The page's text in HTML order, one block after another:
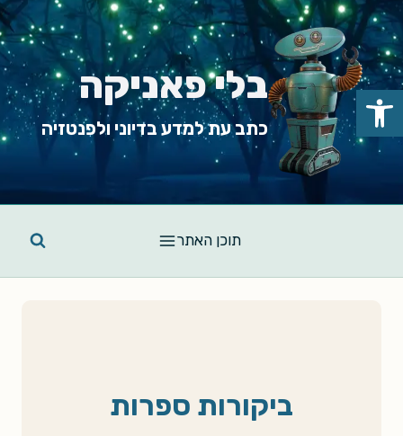
Skip
to
content
בלי פאניקה
כתב עת למדע בדיוני ולפנטזיה
תוכן האתר
ביקורות ספרות
פתח סרגל נגישות